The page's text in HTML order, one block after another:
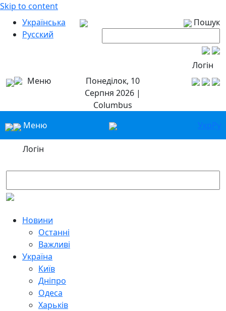
Skip to content
Українська
Русский
Пошук
Логін
Меню
Понеділок, 10
Серпня 2026 |
Columbus
Меню
УкрРу
Логін
Новини
Останні
Важливі
Україна
Київ
Дніпро
Одеса
Харьків